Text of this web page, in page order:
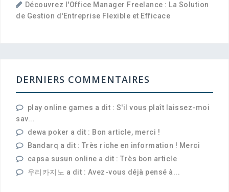
Découvrez l'Office Manager Freelance : La Solution
de Gestion d'Entreprise Flexible et Efficace
DERNIERS COMMENTAIRES
play online games a dit : S'il vous plaît laissez-moi
sav...
dewa poker a dit : Bon article, merci !
Bandarq a dit : Très riche en information ! Merci
capsa susun online a dit : Très bon article
우리카지노 a dit : Avez-vous déjà pensé à...